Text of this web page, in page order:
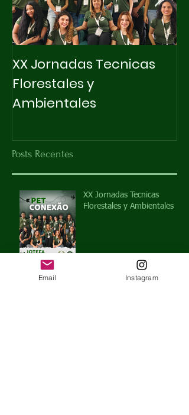
XX Jornadas Tecnicas
Florestales y
Ambientales
Posts Recentes
XX Jornadas Tecnicas
Florestales y Ambientales
X INTEGRAPET
Email Instagram